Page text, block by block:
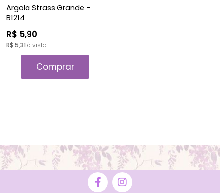
Argola Strass Grande -
B1214
R$ 5,90
R$ 5,31 à vista
Comprar